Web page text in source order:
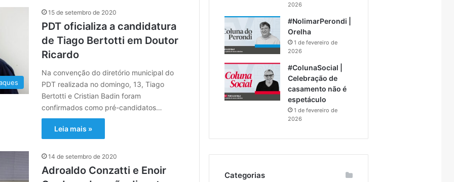
15 de setembro de 2020
PDT oficializa a candidatura
de Tiago Bertotti em Doutor
Ricardo
Na convenção do diretório municipal do
PDT realizada no domingo, 13, Tiago
Bertotti e Cristian Badin foram
confirmados como pré-candidatos…
Leia mais »
14 de setembro de 2020
Adroaldo Conzatti e Enoir
2026
#NolimarPerondi |
Orelha
1 de fevereiro de
2026
#ColunaSocial |
Celebração de
casamento não é
espetáculo
1 de fevereiro de
2026
Categorias